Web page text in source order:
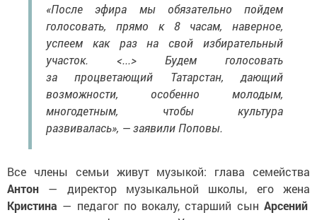
«После эфира мы обязательно пойдем
голосовать, прямо к 8 часам, наверное,
успеем как раз на свой избирательный
участок. <...> Будем голосовать
за процветающий Татарстан, дающий
возможности, особенно молодым,
многодетным, чтобы культура
развивалась», — заявили Поповы.
Все члены семьи живут музыкой: глава семейства
Антон — директор музыкальной школы, его жена
Кристина — педагог по вокалу, старший сын Арсений